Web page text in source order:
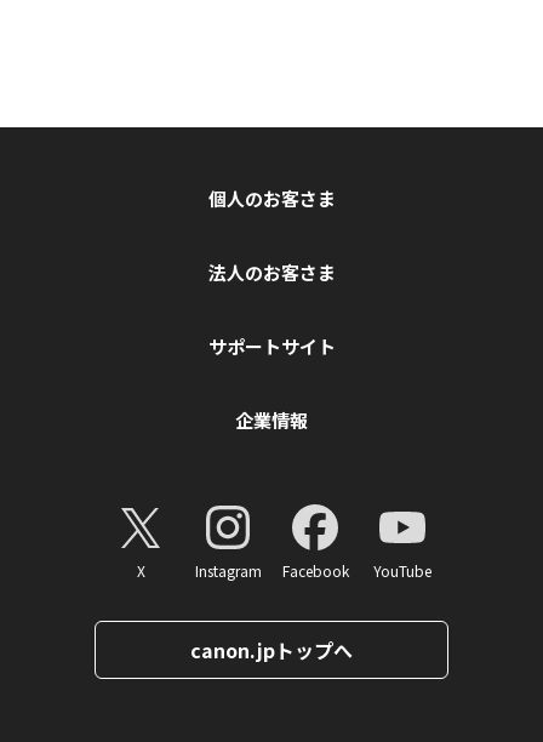
個人のお客さま
法人のお客さま
サポートサイト
企業情報
X Instagram Facebook YouTube
canon.jpトップへ